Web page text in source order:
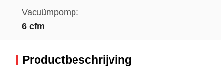
Vacuümpomp:
6 cfm
Productbeschrijving